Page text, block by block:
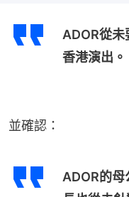
ADOR從
香港演出。
並確認：
ADOR的母